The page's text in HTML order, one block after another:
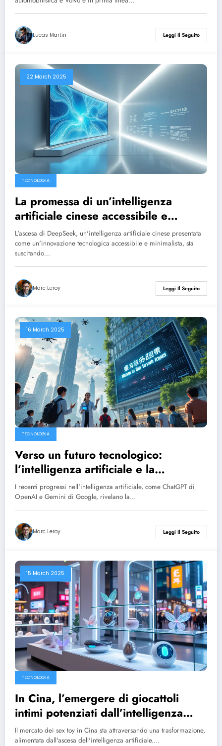
Lucas Martin Leggi Il Seguito
22 March 2025
TECNOLOGIA
La promessa di un’intelligenza
artificiale cinese accessibile e
minimalista, come DeepSeek, rischia
di crollare con la stessa rapidità con
cui è nata.
L'ascesa di DeepSeek, un'intelligenza artificiale cinese presentata
come un'innovazione tecnologica accessibile e minimalista, sta
suscitando…
Marc Leroy Leggi Il Seguito
16 March 2025
TECNOLOGIA
Verso un futuro tecnologico:
l’intelligenza artificiale e la
crescente minaccia della singolarità
I recenti progressi nell'intelligenza artificiale, come ChatGPT di
OpenAI e Gemini di Google, rivelano la…
Marc Leroy Leggi Il Seguito
15 March 2025
TECNOLOGIA
In Cina, l’emergere di giocattoli
intimi potenziati dall’intelligenza
artificiale
Il mercato dei sex toy in Cina sta attraversando una trasformazione,
alimentata dall'ascesa dell'intelligenza artificiale.…